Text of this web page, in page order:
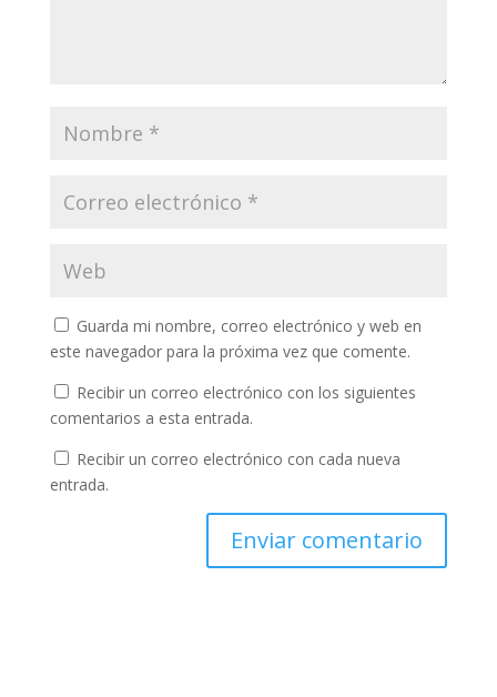
Guarda mi nombre, correo electrónico y web en
este navegador para la próxima vez que comente.
Recibir un correo electrónico con los siguientes
comentarios a esta entrada.
Recibir un correo electrónico con cada nueva
entrada.